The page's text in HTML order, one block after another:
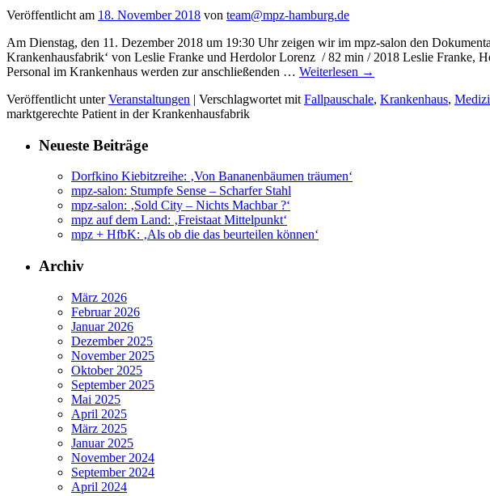
Veröffentlicht am 18. November 2018 von team@mpz-hamburg.de
Am Dienstag, den 11. Dezember 2018 um 19:30 Uhr zeigen wir im mpz-salon den
Krankenhausfabrik‘ von Leslie Franke und Herdolor Lorenz / 82 min / 2018 Leslie Franke,
Personal im Krankenhaus werden zur anschließenden … Weiterlesen →
Veröffentlicht unter Veranstaltungen | Verschlagwortet mit Fallpauschale, Krankenhaus,
marktgerechte Patient in der Krankenhausfabrik
Neueste Beiträge
Dorfkino Kiebitzreihe: ‚Von Bananenbäumen träumen‘
mpz-salon: Stumpfe Sense – Scharfer Stahl
mpz-salon: ‚Sold City – Nichts Machbar ?‘
mpz auf dem Land: ‚Freistaat Mittelpunkt‘
mpz + HfbK: ‚Als ob die das beurteilen können‘
Archiv
März 2026
Februar 2026
Januar 2026
Dezember 2025
November 2025
Oktober 2025
September 2025
Mai 2025
April 2025
März 2025
Januar 2025
November 2024
September 2024
April 2024